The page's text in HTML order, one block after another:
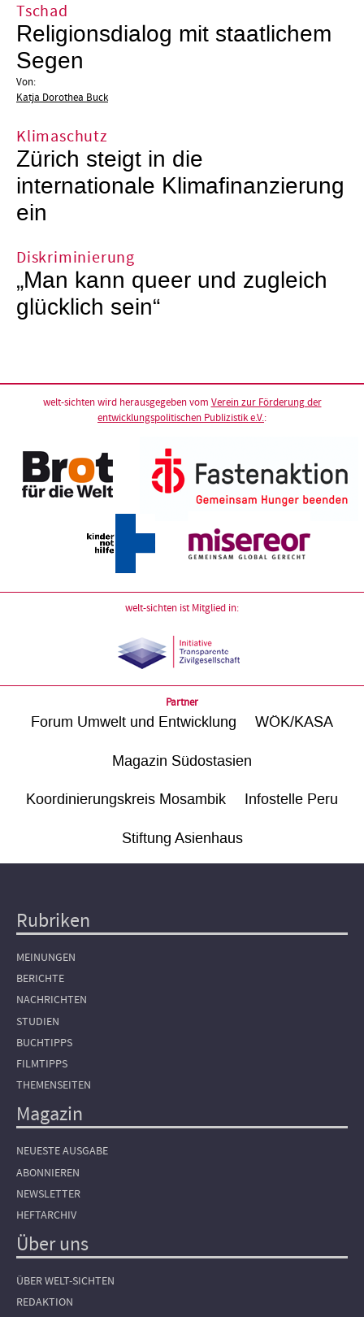
Tschad
Religionsdialog mit staatlichem
Segen
Von:
Katja Dorothea Buck
Klimaschutz
Zürich steigt in die
internationale Klimafinanzierung
ein
Diskriminierung
„Man kann queer und zugleich
glücklich sein“
welt-sichten wird herausgegeben vom Verein zur Förderung der
entwicklungspolitischen Publizistik e.V.:
welt-sichten ist Mitglied in:
Partner
Forum Umwelt und Entwicklung WÖK/KASA
Magazin Südostasien
Koordinierungskreis Mosambik Infostelle Peru
Stiftung Asienhaus
Hauptnavigation
Rubriken
MEINUNGEN
BERICHTE
NACHRICHTEN
STUDIEN
BUCHTIPPS
FILMTIPPS
THEMENSEITEN
Magazin
NEUESTE AUSGABE
ABONNIEREN
NEWSLETTER
HEFTARCHIV
Über uns
ÜBER WELT-SICHTEN
REDAKTION